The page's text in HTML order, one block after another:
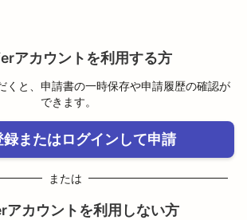
アカウントを利用する方
くと、申請書の一時保存や申請履歴の確認が
できます。
録またはログインして申請
または
アカウントを利用しない方